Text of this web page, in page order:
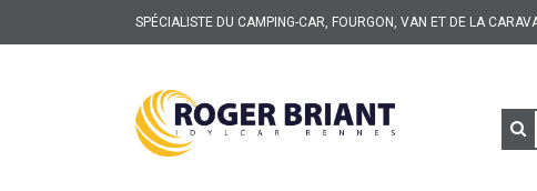
SPÉCIALISTE DU CAMPING-CAR, FOURGON, VAN ET DE LA
ROGER
BRIANT